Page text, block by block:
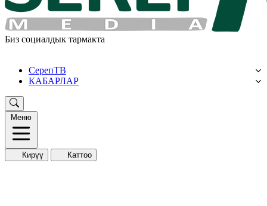
Биз социалдык тармакта
СерепТВ
КАБАРЛАР
Меню
Кирүү Каттоо